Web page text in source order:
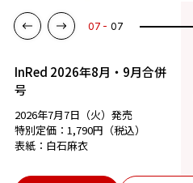
07 07
InRed 2026年8月・9月合併
号
2026年7月7日（火）発売
特別定価：1,790円（税込）
表紙：白石麻衣